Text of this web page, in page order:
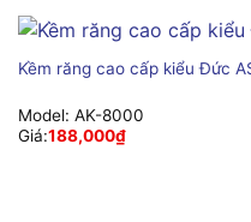
Kềm răng cao cấp kiểu Đức
Model: AK-8000
Giá:188,000₫